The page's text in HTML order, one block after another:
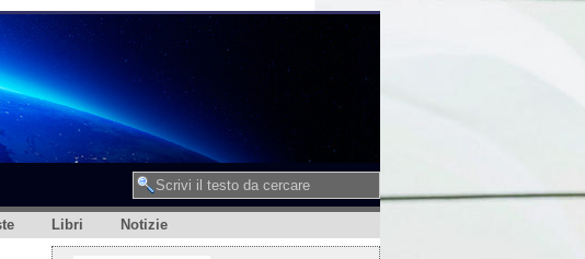
Libri Notizie